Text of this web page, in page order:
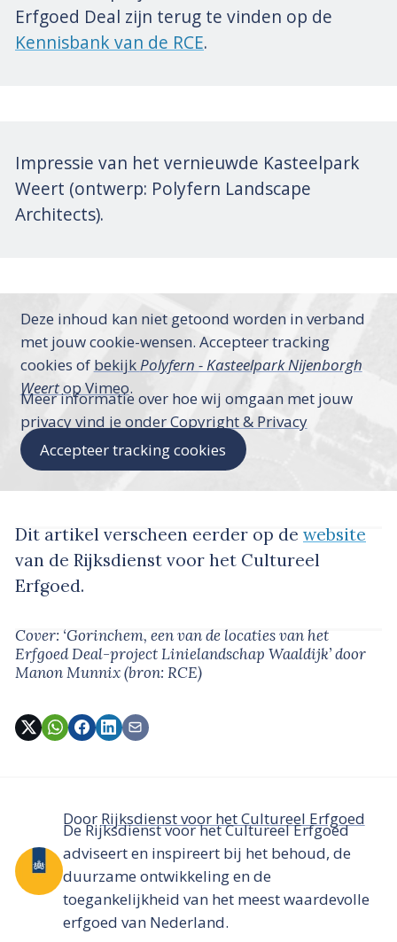
Erfgoed Deal zijn terug te vinden op de
Kennisbank van de RCE.
Impressie van het vernieuwde Kasteelpark
Weert (ontwerp: Polyfern Landscape
Architects).
Deze inhoud kan niet getoond worden in verband
met jouw cookie-wensen. Accepteer tracking
cookies of bekijkPolyfern - Kasteelpark Nijenborgh
Weertop Vimeo.
Meer informatie over hoe wij omgaan met jouw
privacy vind je onderCopyright & Privacy
Accepteer tracking cookies
Dit artikel verscheen eerder op de website
van de Rijksdienst voor het Cultureel
Erfgoed.
Cover: ‘Gorinchem, een van de locaties van het
Erfgoed Deal-project Linielandschap Waaldijk’door
Manon Munnix(bron: RCE)
Door Rijksdienst voor het Cultureel Erfgoed
De Rijksdienst voor het Cultureel Erfgoed
adviseert en inspireert bij het behoud, de
duurzame ontwikkeling en de
toegankelijkheid van het meest waardevolle
erfgoed van Nederland.